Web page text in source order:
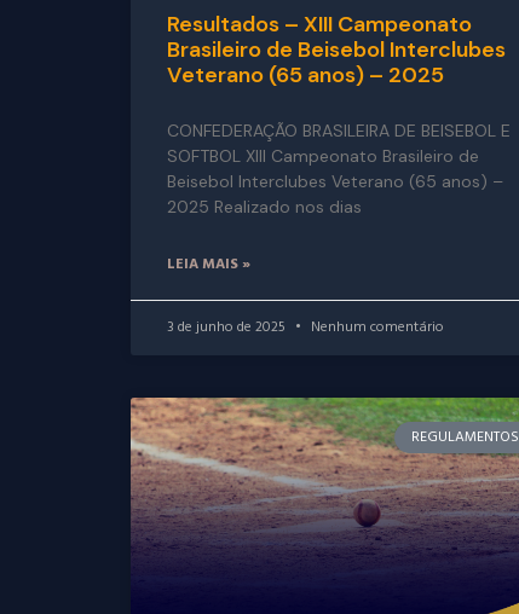
Resultados – XIII Campeonato
Brasileiro de Beisebol Interclubes
Veterano (65 anos) – 2025
CONFEDERAÇÃO BRASILEIRA DE BEISEBOL E
SOFTBOL XIII Campeonato Brasileiro de
Beisebol Interclubes Veterano (65 anos) –
2025 Realizado nos dias
LEIA MAIS »
3 de junho de 2025 Nenhum comentário
REGULAMENTOS